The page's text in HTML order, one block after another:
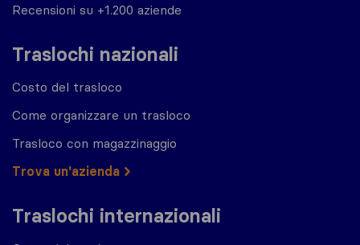
Recensioni su +1.200 aziende
Traslochi nazionali
Costo del trasloco
Come organizzare un trasloco
Trasloco con magazzinaggio
Trova un'azienda
Traslochi internazionali